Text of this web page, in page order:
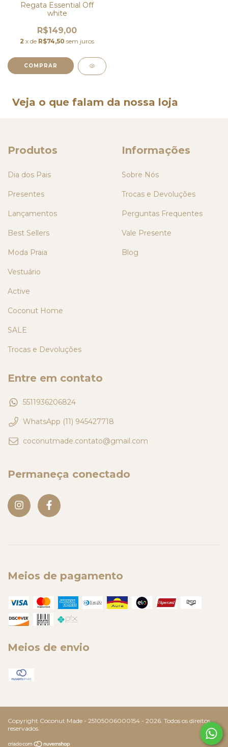
Regata Essential Off
white
R$149,00
2 x de R$74,50 sem juros
COMPRAR
Veja o que falam da nossa loja
Produtos
Dia dos Pais
Presentes
Lançamentos
Best Sellers
Moda Praia
Vestuário
Active
Coconut Home
SALE
Trocas e Devoluções
Informações
Sobre Nós
Trocas e Devoluções
Perguntas Frequentes
Vale Presente
Blog
Entre em contato
5511936206824
WhatsApp (11) 945427718
coconutmade.contato@gmail.com
Permaneça conectado
Meios de pagamento
Meios de envio
Copyright Coconut Made - 25105006000154 - 2026. Todos os direitos
reservados.